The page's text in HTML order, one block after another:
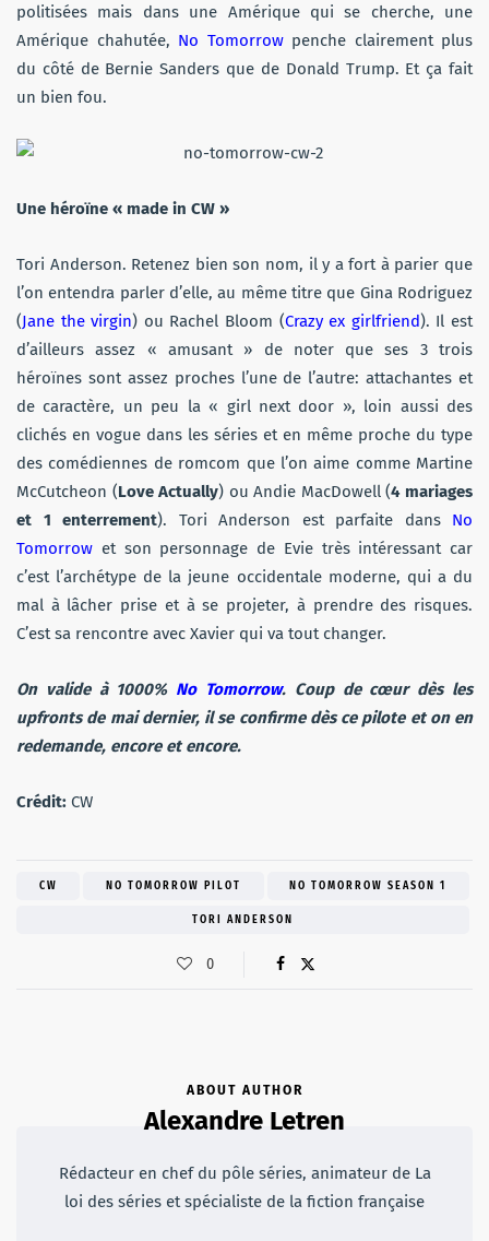
politisées mais dans une Amérique qui se cherche, une
Amérique chahutée, No Tomorrowpenche clairement plus
du côté de Bernie Sanders que de Donald Trump. Et ça fait
un bien fou.
Une héroïne « made in CW »
Tori Anderson. Retenez bien son nom, il y a fort à parier que
l’on entendra parler d’elle, au même titre que Gina Rodriguez
(Jane the virgin) ou Rachel Bloom (Crazy ex girlfriend). Il est
d’ailleurs assez « amusant » de noter que ses 3 trois
héroïnes sont assez proches l’une de l’autre: attachantes et
de caractère, un peu la « girl next door », loin aussi des
clichés en vogue dans les séries et en même proche du type
des comédiennes de romcom que l’on aime comme Martine
McCutcheon (Love Actually) ou Andie MacDowell (4 mariages
et 1 enterrement). Tori Anderson est parfaite dans No
Tomorrow et son personnage de Evie très intéressant car
c’est l’archétype de la jeune occidentale moderne, qui a du
mal à lâcher prise et à se projeter, à prendre des risques.
C’est sa rencontre avec Xavier qui va tout changer.
On valide à 1000% No Tomorrow. Coup de cœur dès les
upfronts de mai dernier, il se confirme dès ce pilote et on en
redemande, encore et encore.
Crédit: CW
CW NO TOMORROW PILOT NO TOMORROW SEASON 1
TORI ANDERSON
0
ABOUT AUTHOR
Alexandre Letren
Rédacteur en chef du pôle séries, animateur de La
loi des séries et spécialiste de la fiction française